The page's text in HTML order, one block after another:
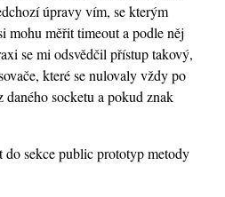
úpravy vím, se kterým
mohu měřit timeout a podle něj
se mi odsvědčil přístup takový,
které se nulovaly vždy po
socketu a pokud znak
do sekce public prototyp metody